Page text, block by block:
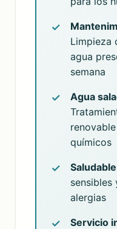
Limpieza
agua
semana
Agua
químicos
sensibles
alergias
Servicio